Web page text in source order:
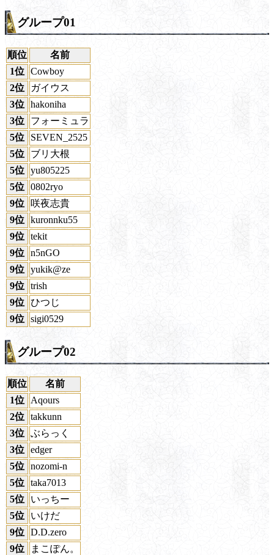
グループ01
順位
名前
1位 Cowboy
2位
ガイウス
3位 hakoniha
3位
フォーミュラ
5位
SEVEN_2525
5位
ブリ大根
5位 yu805225
5位 0802ryo
9位
咲夜志貴
9位 kuronnku55
9位 tekit
9位 n5nGO
9位 yukik@ze
9位 trish
9位 ひつじ
9位 sigi0529
グループ02
順位
名前
1位
Aqours
2位 takkunn
3位 ぶらっく
3位 edger
5位 nozomi-n
5位 taka7013
5位
いっちー
5位
いけだ
9位 D.D.zero
9位
まこぽん。